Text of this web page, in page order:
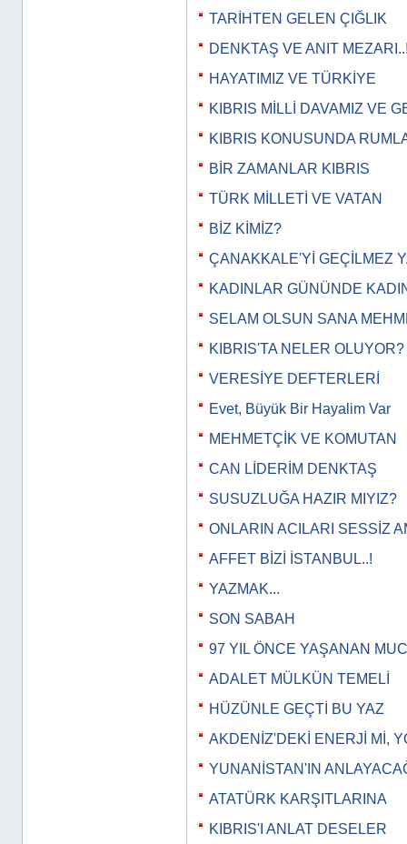
TARİHTEN GELEN ÇIĞLIK
DENKTAŞ VE ANIT
HAYATIMIZ VE TÜRKİYE
KIBRIS MİLLİ DAVAMIZ VE
KIBRIS KONUSUNDA
BİR ZAMANLAR KIBRIS
TÜRK MİLLETİ VE VATAN
BİZ KİMİZ?
ÇANAKKALE'Yİ GEÇİLMEZ
KADINLAR GÜNÜNDE
SELAM OLSUN SANA
KIBRIS'TA NELER OLUYOR?
VERESİYE DEFTERLERİ
Evet, Büyük Bir Hayalim Var
MEHMETÇİK VE KOMUTAN
CAN LİDERİM DENKTAŞ
SUSUZLUĞA HAZIR MIYIZ?
ONLARIN ACILARI SESSİZ
AFFET BİZİ İSTANBUL..!
YAZMAK...
SON SABAH
97 YIL ÖNCE YAŞANAN
ADALET MÜLKÜN TEMELİ
HÜZÜNLE GEÇTİ BU YAZ
AKDENİZ'DEKİ ENERJİ Mİ,
YUNANİSTAN'IN
ATATÜRK KARŞITLARINA
KIBRIS'I ANLAT DESELER